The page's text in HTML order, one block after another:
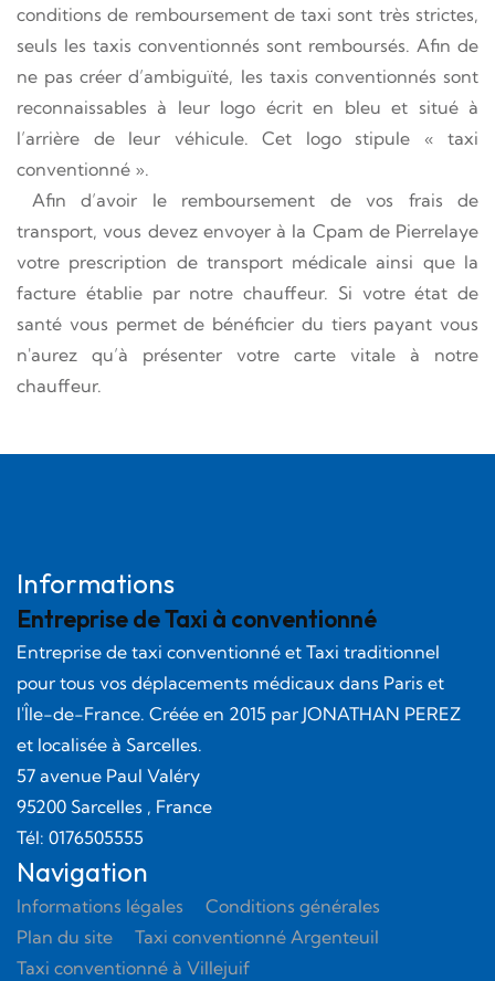
conditions de remboursement de taxi sont très strictes,
seuls les taxis conventionnés sont remboursés. Afin de
ne pas créer d’ambiguïté, les taxis conventionnés sont
reconnaissables à leur logo écrit en bleu et situé à
l’arrière de leur véhicule. Cet logo stipule « taxi
conventionné ».
Afin d’avoir le remboursement de vos frais de
transport, vous devez envoyer à la Cpam de Pierrelaye
votre prescription de transport médicale ainsi que la
facture établie par notre chauffeur. Si votre état de
santé vous permet de bénéficier du tiers payant vous
n'aurez qu’à présenter votre carte vitale à notre
chauffeur.
Informations
Entreprise de Taxi à conventionné
Entreprise de taxi conventionné et Taxi traditionnel
pour tous vos déplacements médicaux dans Paris et
l'Île-de-France. Créée en 2015 par JONATHAN PEREZ
et localisée à Sarcelles.
57 avenue Paul Valéry
95200 Sarcelles , France
Tél: 0176505555
Navigation
Informations légales
Conditions générales
Plan du site
Taxi conventionné Argenteuil
Taxi conventionné à Villejuif